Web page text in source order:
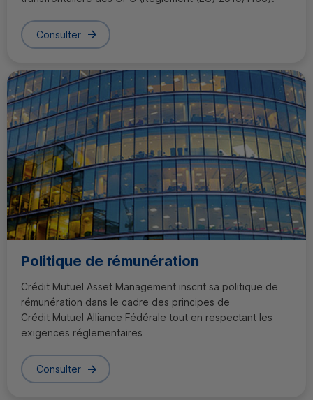
Consulter
Politique de rémunération
Crédit Mutuel Asset Management inscrit sa politique de
rémunération dans le cadre des principes de
Crédit Mutuel Alliance Fédérale tout en respectant les
exigences réglementaires
Consulter